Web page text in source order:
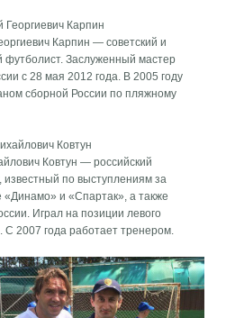
Карпин — советский и
футболист. Заслуженный мастер
с 28 мая 2012 года. В 2005 году
сборной России по пляжному
Ковтун — российский
известный по выступлениям за
«Динамо» и «Спартак», а также
Играл на позиции левого
С 2007 года работает тренером.